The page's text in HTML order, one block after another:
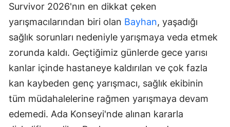
Survivor 2026'nın en dikkat çeken
yarışmacılarından biri olan Bayhan, yaşadığı
sağlık sorunları nedeniyle yarışmaya veda etmek
zorunda kaldı. Geçtiğimiz günlerde gece yarısı
kanlar içinde hastaneye kaldırılan ve çok fazla
kan kaybeden genç yarışmacı, sağlık ekibinin
tüm müdahalelerine rağmen yarışmaya devam
edemedi. Ada Konseyi'nde alınan kararla